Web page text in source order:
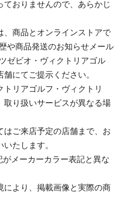
おりませんので、あらかじ
商品とオンラインストアで
や商品発送のお知らせメール
ゼビオ・ヴィクトリアゴル
にてご提示ください。
リアゴルフ・ヴィクトリ
取り扱いサービスが異なる場
ご来店予定の店舗まで、お
たします。
メーカーカラー表記と異な
より、掲載画像と実際の商